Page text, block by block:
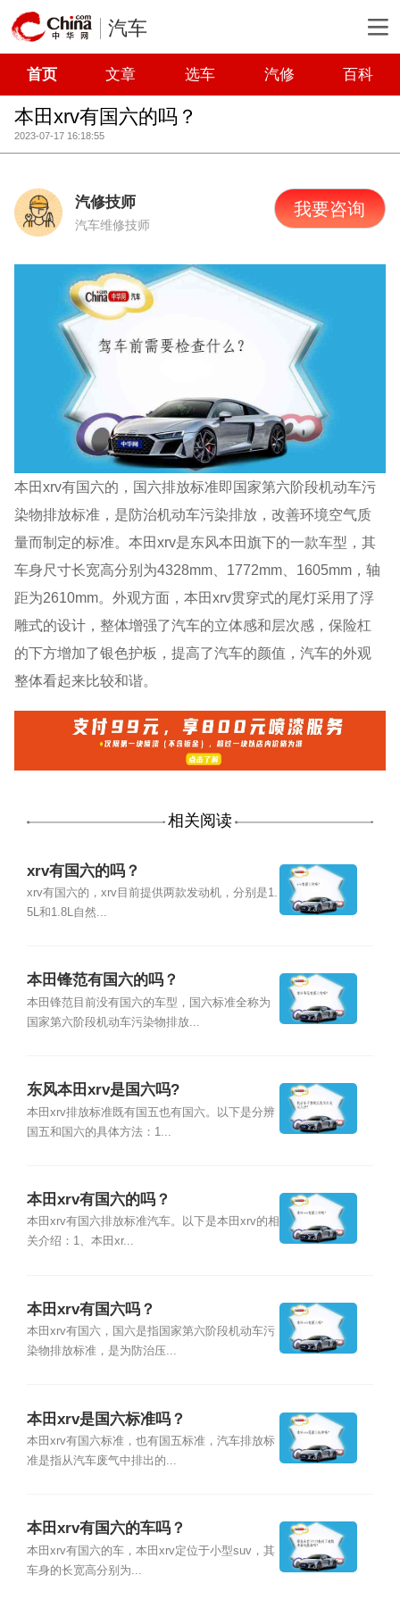
汽车
首页 文章 选车 汽修 百科
本田xrv有国六的吗？
2023-07-17 16:18:55
汽修技师
汽车维修技师
我要咨询
本田xrv有国六的，国六排放标准即国家第六阶段机动车污
染物排放标准，是防治机动车污染排放，改善环境空气质
量而制定的标准。本田xrv是东风本田旗下的一款车型，其
车身尺寸长宽高分别为4328mm、1772mm、1605mm，轴
距为2610mm。外观方面，本田xrv贯穿式的尾灯采用了浮
雕式的设计，整体增强了汽车的立体感和层次感，保险杠
的下方增加了银色护板，提高了汽车的颜值，汽车的外观
整体看起来比较和谐。
相关阅读
xrv有国六的吗？
xrv有国六的，xrv目前提供两款发动机，分别是1.
5L和1.8L自然...
本田锋范有国六的吗？
本田锋范目前没有国六的车型，国六标准全称为
国家第六阶段机动车污染物排放...
东风本田xrv是国六吗?
本田xrv排放标准既有国五也有国六。以下是分辨
国五和国六的具体方法：1...
本田xrv有国六的吗？
本田xrv有国六排放标准汽车。以下是本田xrv的相
关介绍：1、本田xr...
本田xrv有国六吗？
本田xrv有国六，国六是指国家第六阶段机动车污
染物排放标准，是为防治压...
本田xrv是国六标准吗？
本田xrv有国六标准，也有国五标准，汽车排放标
准是指从汽车废气中排出的...
本田xrv有国六的车吗？
本田xrv有国六的车，本田xrv定位于小型suv，其
车身的长宽高分别为...